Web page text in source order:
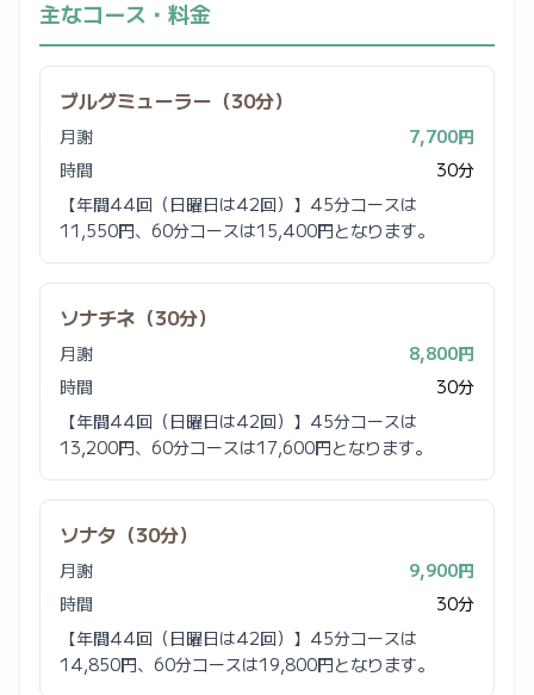
主なコース・料金
ブルグミューラー（30分）
月謝
7,700円
時間
30分
【年間44回（日曜日は42回）】45分コースは
11,550円、60分コースは15,400円となります。
ソナチネ（30分）
月謝
8,800円
時間
30分
【年間44回（日曜日は42回）】45分コースは
13,200円、60分コースは17,600円となります。
ソナタ（30分）
月謝
9,900円
時間
30分
【年間44回（日曜日は42回）】45分コースは
14,850円、60分コースは19,800円となります。